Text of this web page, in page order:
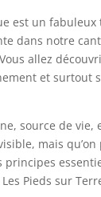
est un
dans notre
allez
et surtout
source de
mais
Pieds sur